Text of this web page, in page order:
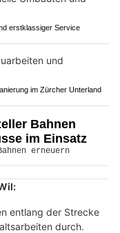
erstklassiger Service
im Zürcher Unterland
Bahnen
im Einsatz
entlang der Strecke
durch.